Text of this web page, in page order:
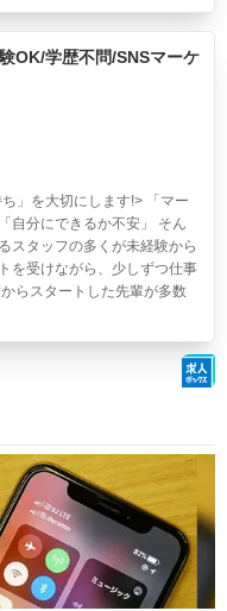
OK/学歴不問/SNSマーケ
」を大切にします!> 「マー
自分にできるか不安」 そん
スタッフの多くが未経験から
を受けながら、少しずつ仕事
らスタートした先輩が多数